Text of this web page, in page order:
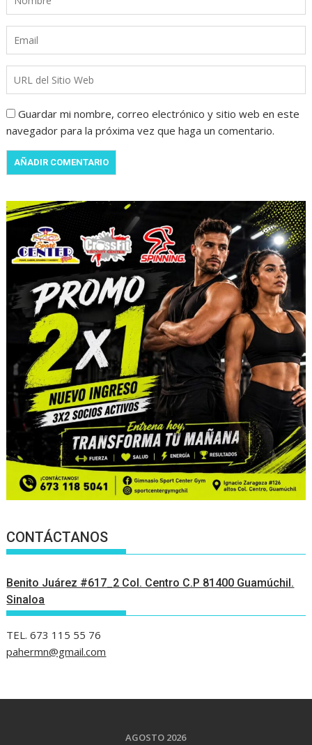
Guardar mi nombre, correo electrónico y sitio web en este
navegador para la próxima vez que haga un comentario.
CONTÁCTANOS
Benito Juárez #617_2 Col. Centro C.P 81400 Guamúchil.
Sinaloa
TEL. 673 115 55 76
pahermn@gmail.com
AGOSTO 2026